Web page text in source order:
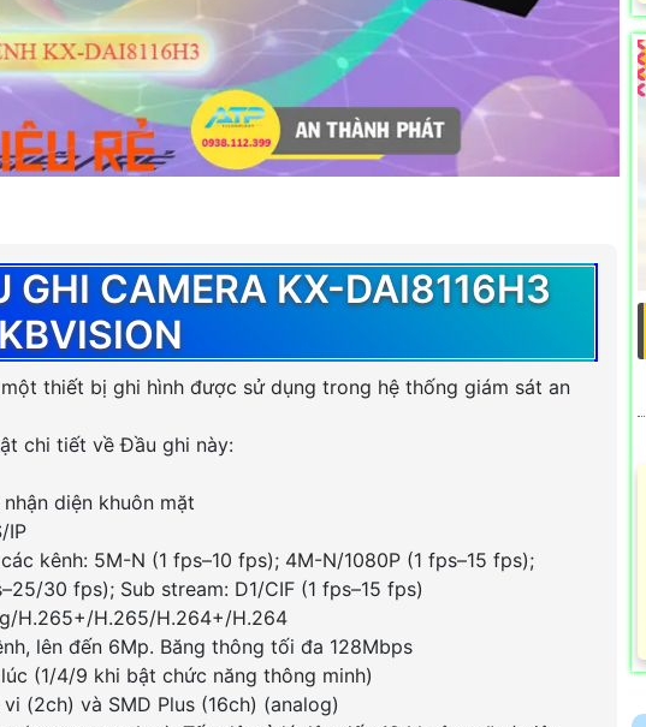
Yếu
GHI CAMERA KX-DAI8116H3
thiết bị ghi hình được sử dụng trong hệ thống giám sát an
chi tiết về Đầu ghi này:
diện khuôn mặt
IP
kênh: 5M-N (1 fps–10 fps); 4M-N/1080P (1 fps–15 fps);
30 fps); Sub stream: D1/CIF (1 fps–15 fps)
H.265+/H.265/H.264+/H.264
lên đến 6Mp. Băng thông tối đa 128Mbps
(1/4/9 khi bật chức năng thông minh)
(2ch) và SMD Plus (16ch) (analog)